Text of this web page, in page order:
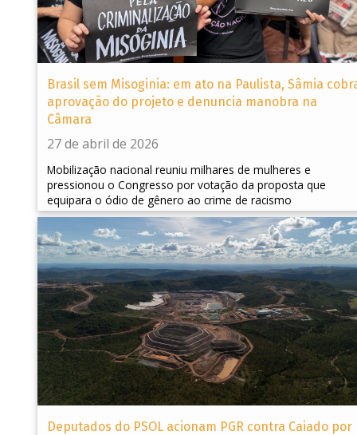
Brasil sem Misoginia: em ato na Paulista, Sâmia
aprovação do projeto e denuncia manobra na
Câmara
27 de abril de 2026
Mobilização nacional reuniu milhares de mulheres e
pressionou o Congresso por votação da proposta que
equipara o ódio de gênero ao crime de racismo
Deputados do PSOL acionam PGR contra Caiado por